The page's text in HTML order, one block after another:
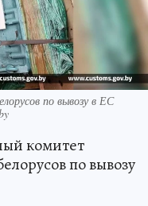
по вывозу в ЕС
комитет
по вывозу